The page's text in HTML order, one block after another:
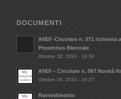
DOCUMENTI
ANDI -Circolare n. 071 richiesta
Preventivo Biennale
Ottobre 30, 2024 - 18:34
ANDI – Circolare n. 067 Novità
Ottobre 16, 2024 - 16:27
Ravvedimento